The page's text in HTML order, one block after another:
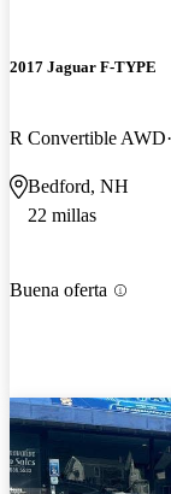
2017 Jaguar F-TYPE
R Convertible AWD
Bedford, NH
22 millas
Buena oferta